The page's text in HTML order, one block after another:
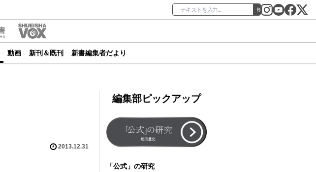
検索
動画 新刊＆既刊 新書編集者だより
2013.12.31
編集部ピックアップ
「公式」の研究